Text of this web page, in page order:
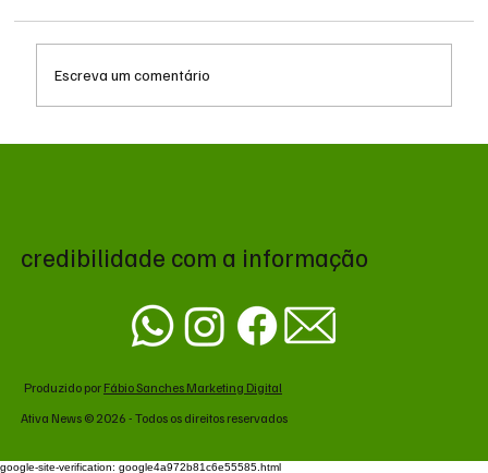
Escreva um comentário
credibilidade com a informação
Produzido por Fábio Sanches Marketing Digital
Ativa News © 2026 - Todos os direitos reservados
google-site-verification: google4a972b81c6e55585.html